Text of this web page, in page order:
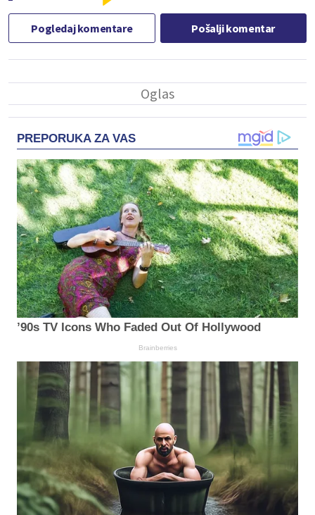
Pogledaj komentare Pošalji komentar
PREPORUKA ZA VAS
’90s TV Icons Who Faded Out Of Hollywood
Brainberries